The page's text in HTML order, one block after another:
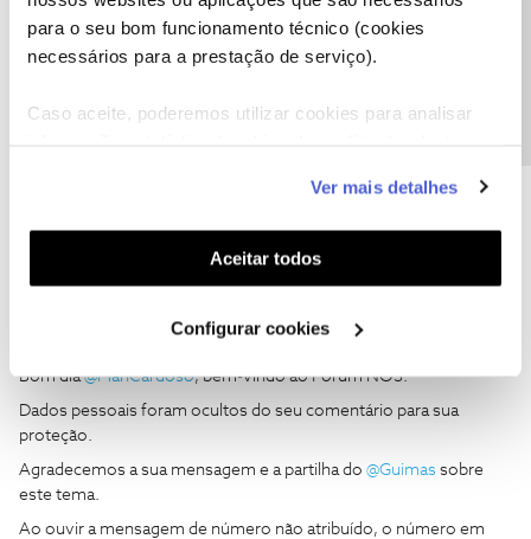
para o seu bom funcionamento técnico (cookies
necessários para a prestação de serviço).
Caso aceite, poderemos utilizar cookies para analisar
funcionalidades (cookies de personalização e
funcionalidade) e adaptar anúncios aos seus interesses
(cookies de publicidade personalizada). Pode gerir a
utilização dos cookies clicando em "Configurar
Ver mais detalhes
Aceitar todos
Configurar cookiesForum|Forum|2 months ago
Bom dia ​@ManCardoso, bem-vindo ao Fórum NOS.
Dados pessoais foram ocultos do seu comentário para sua
proteção.
Agradecemos a sua mensagem e a partilha do ​ @Guimas sobre
este tema.
Ao ouvir a mensagem de número não atribuído, o número em